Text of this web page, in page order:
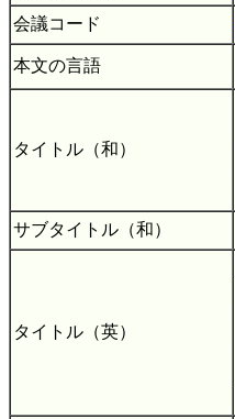
会議コード
本文の言語
タイトル（和）
サブタイトル（和）
タイトル（英）